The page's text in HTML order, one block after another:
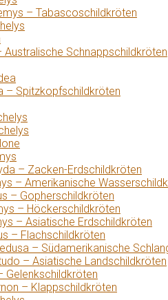
– Tabascoschildkröten
Australische Schnappschildkröten
– Spitzkopfschildkröten
– Zacken-Erdschildkröten
– Amerikanische
– Gopherschildkröten
– Höckerschildkröten
– Asiatische Erdschildkröten
– Flachschildkröten
– Südamerikanische
– Asiatische Landschildkröten
Gelenkschildkröten
– Klappschildkröten